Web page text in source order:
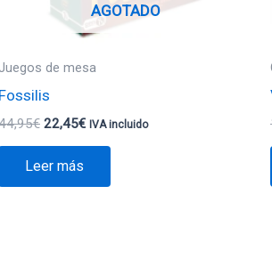
AGOTADO
Juegos de mesa
Fossilis
€ 22,45€ IVA incluido
Leer más